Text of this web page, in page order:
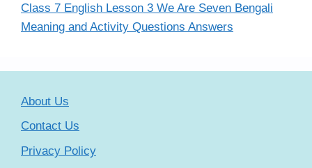
Class 7 English Lesson 3 We Are Seven Bengali
Meaning and Activity Questions Answers
About Us
Contact Us
Privacy Policy